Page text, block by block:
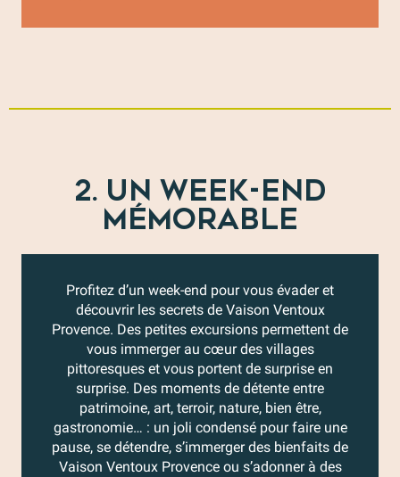
2. UN WEEK-END
MÉMORABLE
Profitez d’un week-end pour vous évader et
découvrir les secrets de Vaison Ventoux
Provence. Des petites excursions permettent de
vous immerger au cœur des villages
pittoresques et vous portent de surprise en
surprise. Des moments de détente entre
patrimoine, art, terroir, nature, bien être,
gastronomie… : un joli condensé pour faire une
pause, se détendre, s’immerger des bienfaits de
Vaison Ventoux Provence ou s’adonner à des